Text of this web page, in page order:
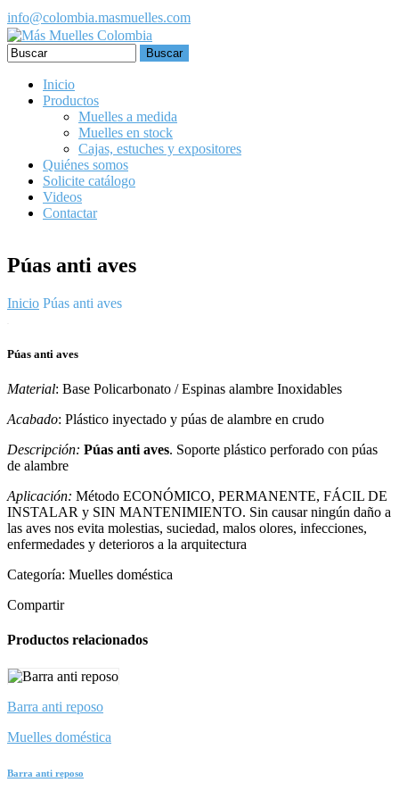
Pasar al contenido principal
info@colombia.masmuelles.com
Inicio
Productos
Muelles a medida
Muelles en stock
Cajas, estuches y expositores
Quiénes somos
Solicite catálogo
Videos
Contactar
Púas anti aves
Inicio Púas anti aves
Púas anti aves
Material: Base Policarbonato / Espinas alambre Inoxidables
Acabado: Plástico inyectado y púas de alambre en crudo
Descripción: Púas anti aves. Soporte plástico perforado con púas
de alambre
Aplicación: Método ECONÓMICO, PERMANENTE, FÁCIL DE
INSTALAR y SIN MANTENIMIENTO. Sin causar ningún daño a
las aves nos evita molestias, suciedad, malos olores, infecciones,
enfermedades y deterioros a la arquitectura
Categoría: Muelles doméstica
Compartir
Productos relacionados
Barra anti reposo
Muelles doméstica
Barra anti reposo